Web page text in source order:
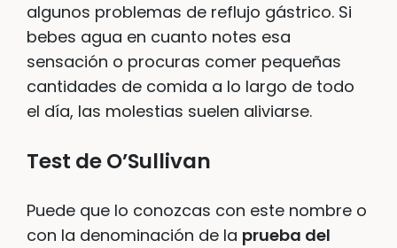
algunos problemas de reflujo gástrico. Si
bebes agua en cuanto notes esa
sensación o procuras comer pequeñas
cantidades de comida a lo largo de todo
el día, las molestias suelen aliviarse.
Test de O’Sullivan
Puede que lo conozcas con este nombre o
con la denominación de la prueba del